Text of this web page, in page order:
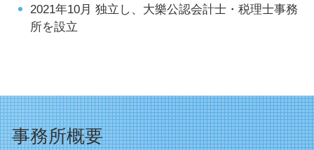
2021年10月 独立し、大樂公認会計士・税理士事務
所を設立
事務所概要